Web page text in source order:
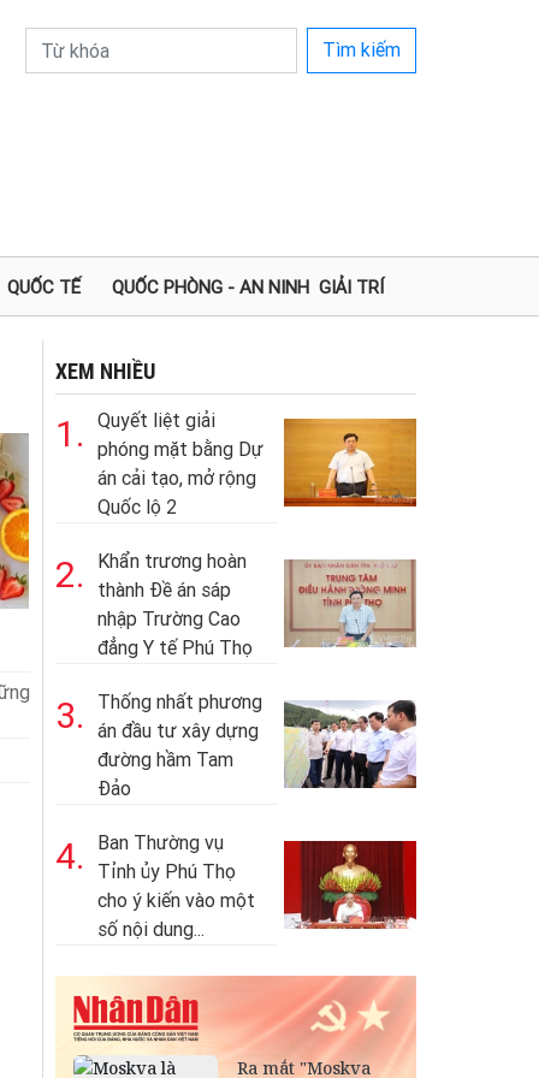
Tìm kiếm
QUỐC TẾ QUỐC PHÒNG - AN NINH GIẢI TRÍ
XEM NHIỀU
1.
Quyết liệt giải
phóng mặt bằng Dự
án cải tạo, mở rộng
Quốc lộ 2
2.
Khẩn trương hoàn
thành Đề án sáp
nhập Trường Cao
đẳng Y tế Phú Thọ
3.
Thống nhất phương
án đầu tư xây dựng
đường hầm Tam
Đảo
4.
Ban Thường vụ
Tỉnh ủy Phú Thọ
cho ý kiến vào một
số nội dung...